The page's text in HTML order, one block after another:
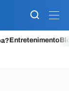
Entretenimento